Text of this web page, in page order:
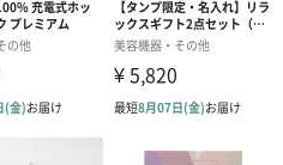
わせてセレクトできます。旅行
と美顔。